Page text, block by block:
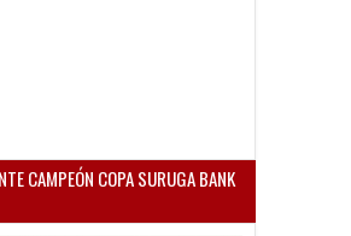
CAMPEÓN COPA SURUGA BANK